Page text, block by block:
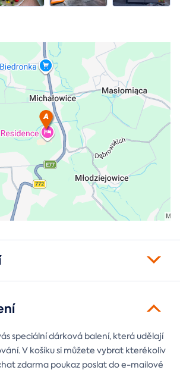
speciální dárková balení, která udělají
V košíku si můžete vybrat kterékoliv
zdarma poukaz poslat do e-mailové